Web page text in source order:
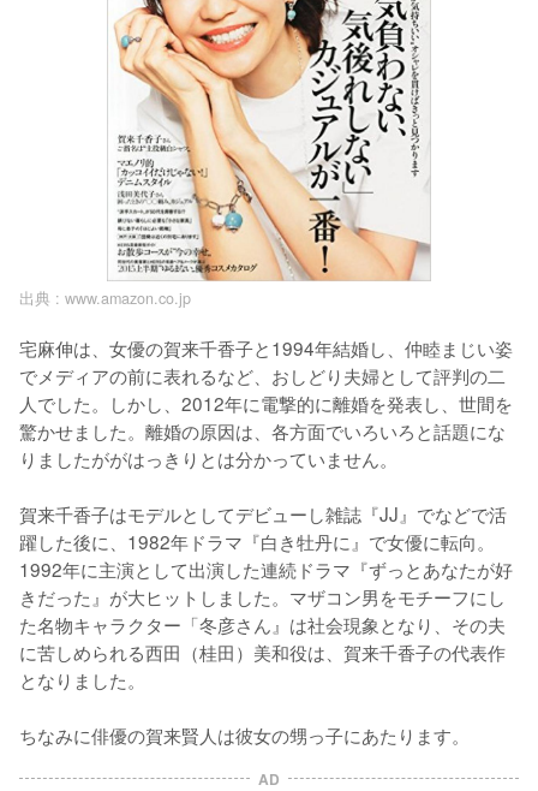
出典 : www.amazon.co.jp
宅麻伸は、女優の賀来千香子と1994年結婚し、仲睦まじい姿
でメディアの前に表れるなど、おしどり夫婦として評判の二
人でした。しかし、2012年に電撃的に離婚を発表し、世間を
驚かせました。離婚の原因は、各方面でいろいろと話題にな
りましたががはっきりとは分かっていません。
賀来千香子はモデルとしてデビューし雑誌『JJ』でなどで活
躍した後に、1982年ドラマ『白き牡丹に』で女優に転向。
1992年に主演として出演した連続ドラマ『ずっとあなたが好
きだった』が大ヒットしました。マザコン男をモチーフにし
た名物キャラクター「冬彦さん』は社会現象となり、その夫
に苦しめられる西田（桂田）美和役は、賀来千香子の代表作
となりました。
ちなみに俳優の賀来賢人は彼女の甥っ子にあたります。
AD